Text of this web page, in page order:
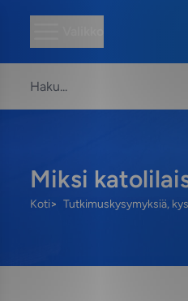
Miksi
Koti Tutkimuskysymyksiä,